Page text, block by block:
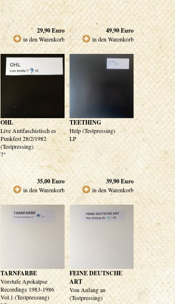
29,90Euro
in den Warenkorb
49,90Euro
in den Warenkorb
OHL
Live Antifaschistisch es
Punkfest 28/2/1982
(Testpressing)
7"
35,00Euro
in den Warenkorb
TEETHING
Help (Testpressing)
LP
39,90Euro
in den Warenkorb
TARNFARBE
Vorstufe Apokalpse
Recordings 1983-1986
Vol.1 (Testpressung)
FEINE DEUTSCHE
ART
Von Anfang an
(Testpressing)